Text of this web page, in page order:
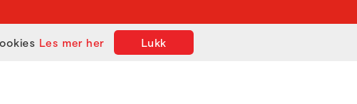
Lukk
Les mer her